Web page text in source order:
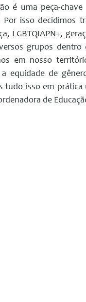
é uma peça-
Por isso decidimos
LGBTQIAPN+,
grupos dentro
em nosso
equidade de
tudo isso em
de